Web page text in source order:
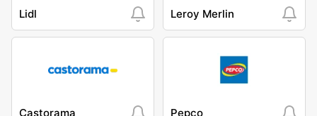
Lidl Leroy Merlin
Castorama Pepco